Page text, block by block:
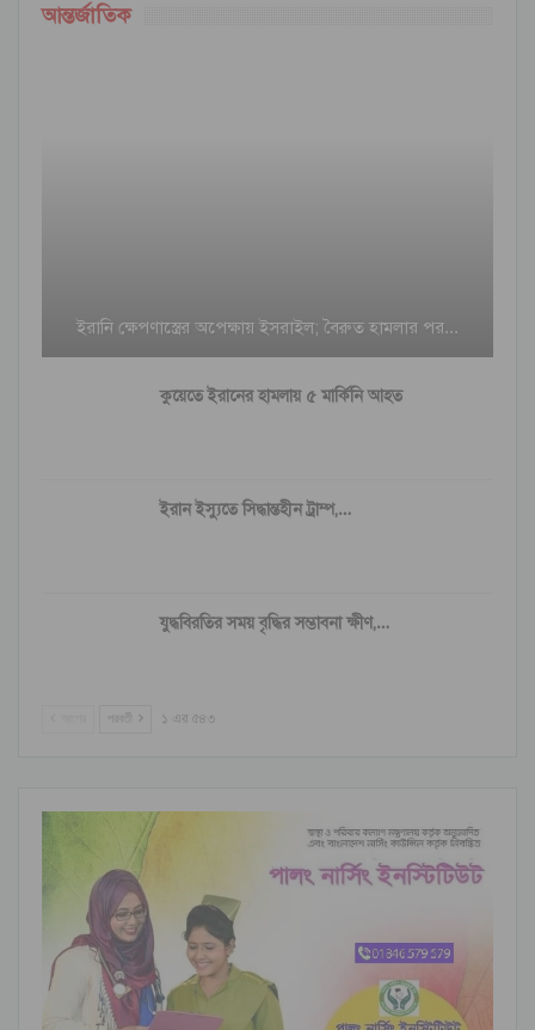
আন্তর্জাতিক
ইরানি ক্ষেপণাস্ত্রের অপেক্ষায় ইসরাইল; বৈরুত হামলার পর…
কুয়েতে ইরানের হামলায় ৫ মার্কিনি আহত
ইরান ইস্যুতে সিদ্ধান্তহীন ট্রাম্প,…
যুদ্ধবিরতির সময় বৃদ্ধির সম্ভাবনা ক্ষীণ,…
পরবর্তী ১ এর ৫৪৩